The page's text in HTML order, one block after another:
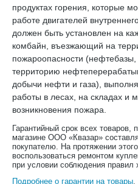
продуктах горения, которые
работе двигателей
должен быть установлен на
комбайн, въезжающий на
пожароопасности (нефтебазы,
территорию
добычи нефти и газа),
работы в лесах, на складах и
возникновения пожара.
Гарантийный срок всех товаров,
магазине ООО «Квазар»
покупателю. На протяжении
воспользоваться ремонтом
при условии соблюдения правил
Подробнее о гарантии на товары.